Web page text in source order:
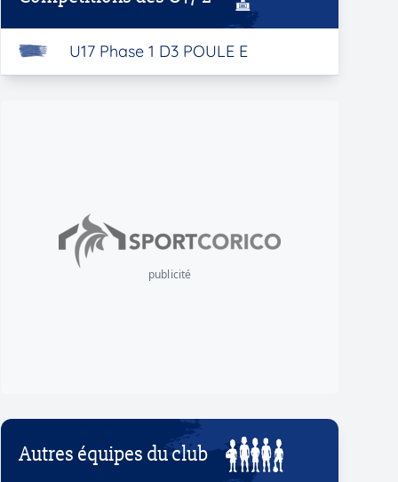
U17 Phase 1 D3 POULE E
publicité
Autres équipes du club